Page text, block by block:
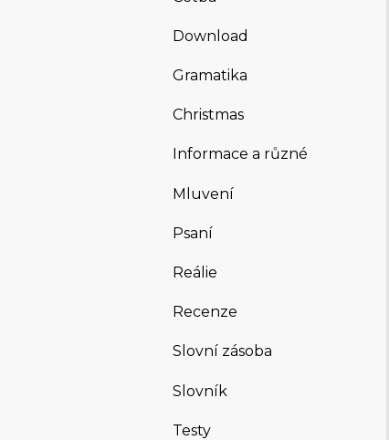
Download
Gramatika
Christmas
Informace a různé
Mluvení
Psaní
Reálie
Recenze
Slovní zásoba
Slovník
Testy